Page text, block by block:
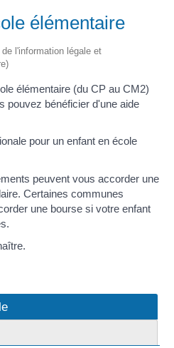
élémentaire
l'information légale et
élémentaire (du CP au CM2)
pouvez bénéficier d'une aide
pour un enfant en école
peuvent vous accorder une
Certaines communes
une bourse si votre enfant